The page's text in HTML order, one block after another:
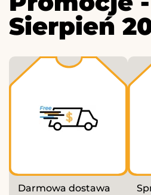
Sierpień
Darmowa dostawa